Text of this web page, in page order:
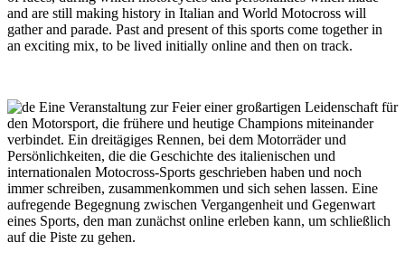
and are still making history in Italian and World Motocross will
gather and parade. Past and present of this sports come together in
an exciting mix, to be lived initially online and then on track.
Eine Veranstaltung zur Feier einer großartigen Leidenschaft für
den Motorsport, die frühere und heutige Champions miteinander
verbindet. Ein dreitägiges Rennen, bei dem Motorräder und
Persönlichkeiten, die die Geschichte des italienischen und
internationalen Motocross-Sports geschrieben haben und noch
immer schreiben, zusammenkommen und sich sehen lassen. Eine
aufregende Begegnung zwischen Vergangenheit und Gegenwart
eines Sports, den man zunächst online erleben kann, um schließlich
auf die Piste zu gehen.